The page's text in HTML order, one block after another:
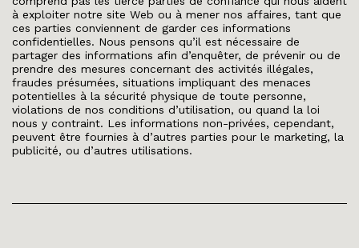
à exploiter notre site Web ou à mener nos affaires, tant que
ces parties conviennent de garder ces informations
confidentielles. Nous pensons qu’il est nécessaire de
partager des informations afin d’enquêter, de prévenir ou de
prendre des mesures concernant des activités illégales,
fraudes présumées, situations impliquant des menaces
potentielles à la sécurité physique de toute personne,
violations de nos conditions d’utilisation, ou quand la loi
nous y contraint. Les informations non-privées, cependant,
peuvent être fournies à d’autres parties pour le marketing, la
publicité, ou d’autres utilisations.